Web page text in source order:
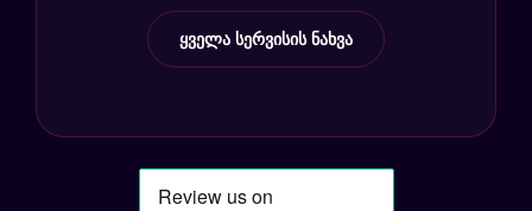
ყველა სერვისის ნახვა